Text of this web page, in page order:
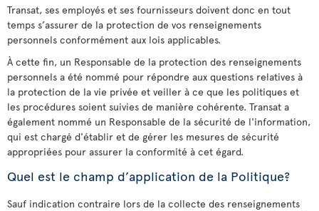
Transat, ses employés et ses fournisseurs doivent donc en tout
temps s’assurer de la protection de vos renseignements
personnels conformément aux lois applicables.
À cette fin, un Responsable de la protection des renseignements
personnels a été nommé pour répondre aux questions relatives à
la protection de la vie privée et veiller à ce que les politiques et
les procédures soient suivies de manière cohérente. Transat a
également nommé un Responsable de la sécurité de l'information,
qui est chargé d'établir et de gérer les mesures de sécurité
appropriées pour assurer la conformité à cet égard.
Quel est le champ d’application de la Politique?
Sauf indication contraire lors de la collecte des renseignements